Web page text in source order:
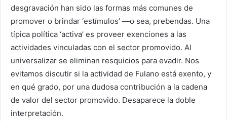
desgravación han sido las formas más comunes de
promover o brindar ‘estímulos’ —o sea, prebendas. Una
típica política ‘activa’ es proveer exenciones a las
actividades vinculadas con el sector promovido. Al
universalizar se eliminan resquicios para evadir. Nos
evitamos discutir si la actividad de Fulano está exento, y
en qué grado, por una dudosa contribución a la cadena
de valor del sector promovido. Desaparece la doble
interpretación.